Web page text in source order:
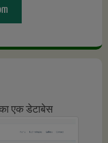
एक डेटाबेस